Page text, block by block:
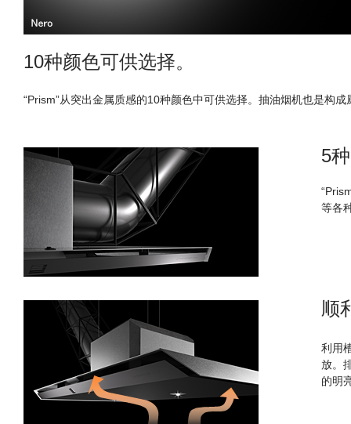
10种颜色可供选择。
“Prism”从突出金属质感的10种颜色中可供选择。抽油烟机也是构
5
等各
顺
利用
放。
的明